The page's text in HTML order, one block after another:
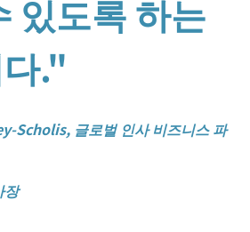
있도록 하는
."
Scholis, 글로벌 인사 비즈니스 파
장